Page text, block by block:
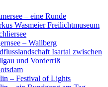
– eine Runde
Wasmeier Freilichtmuseum
– Wallberg
Isartal zwischen
und Vorderriß
– Festival of Lights